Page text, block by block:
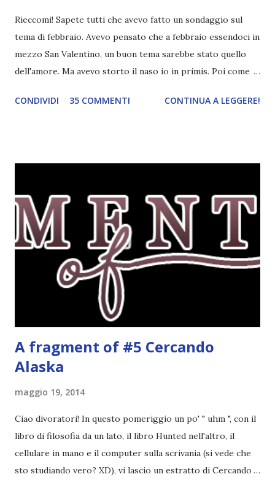
Rieccomi! Sapete tutti che avevo fatto un sondaggio sul
tema di febbraio. Avevo pensato che a febbraio essendoci in
mezzo San Valentino, un buon tema sarebbe stato quello
dell'amore. Ma avevo storto il naso io in primis. Poi come
più difficili e fare decidere a voi lettori tra storie d'amore
Dunque qual è questo tema, vi starete chiedendo. Il tema di
febbraio è libri ispirati alle favole! Che ve ne pare? Io avrei
un po' di titoli in wishlist ^^ Non avendo letto nessun libro
ispirato alle favole (D:), tutte voi lasciate solo un titolo e
poi a random ne sceglierò tre! Aggiornerò il post, oppure
CONDIVIDI 35 COMMENTI CONTINUA A LEGGERE!
A fragment of #5 Cercando
Alaska
maggio 19, 2014
Ciao divoratori! In questo pomeriggio un po' " uhm ", con il
libro di filosofia da un lato, il libro Hunted nell'altro, il
cellulare in mano e il computer sulla scrivania (si vede che
sto studiando vero? XD), vi lascio un estratto di Cercando